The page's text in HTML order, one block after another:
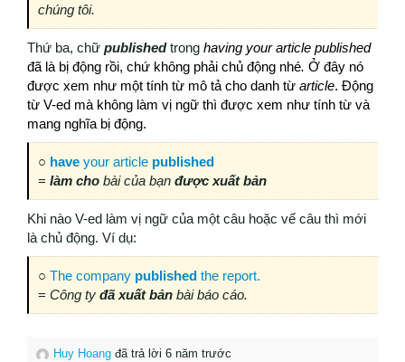
chúng tôi.
Thứ ba, chữ publishedtrong having your article published
đã là bị động rồi, chứ không phải chủ động nhé. Ở đây nó
được xem như một tính từ mô tả cho danh từ article. Động
từ V-ed mà không làm vị ngữ thì được xem như tính từ và
mang nghĩa bị động.
○ have your article published
= làm cho bài của bạn được xuất bản
Khi nào V-ed làm vị ngữ của một câu hoặc vế câu thì mới
là chủ động. Ví dụ:
○ The company published the report.
= Công ty đã xuất bản bài báo cáo.
Huy Hoang đã trả lời 6 năm trước